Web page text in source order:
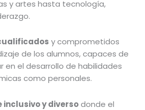
y artes hasta tecnología,
y comprometidos
de los alumnos, capaces de
en el desarrollo de habilidades
como personales.
inclusivo y diversodonde el